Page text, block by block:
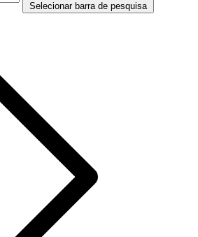
Selecionar barra de pesquisa